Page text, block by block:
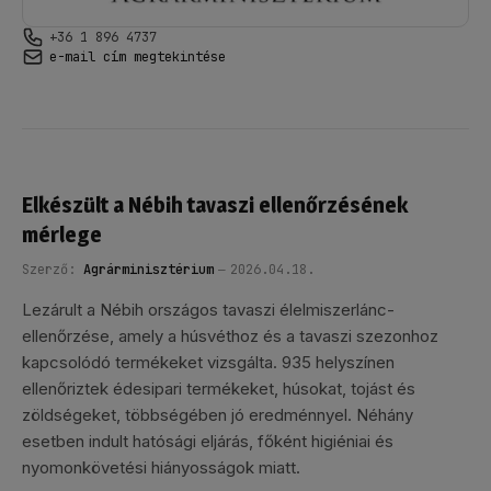
+36 1 896 4737
e-mail cím megtekintése
Elkészült a Nébih tavaszi ellenőrzésének
mérlege
Szerző: Agrárminisztérium 2026.04.18.
Lezárult a Nébih országos tavaszi élelmiszerlánc-
ellenőrzése, amely a húsvéthoz és a tavaszi szezonhoz
kapcsolódó termékeket vizsgálta. 935 helyszínen
ellenőriztek édesipari termékeket, húsokat, tojást és
zöldségeket, többségében jó eredménnyel. Néhány
esetben indult hatósági eljárás, főként higiéniai és
nyomonkövetési hiányosságok miatt.